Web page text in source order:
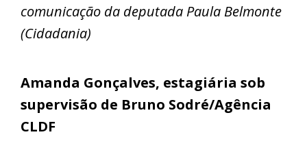
comunicação da deputada Paula Belmonte
(Cidadania)
Amanda Gonçalves, estagiária sob
supervisão de Bruno Sodré/Agência
CLDF